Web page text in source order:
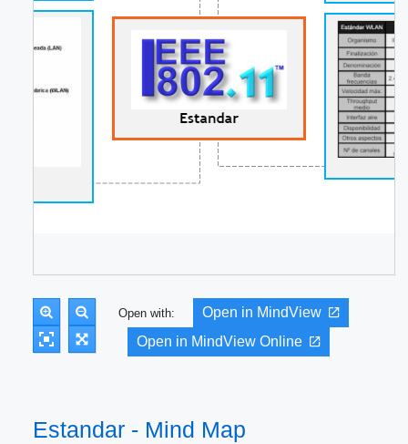
Open with:
Open in MindView
Open in MindView Online
Estandar - Mind Map